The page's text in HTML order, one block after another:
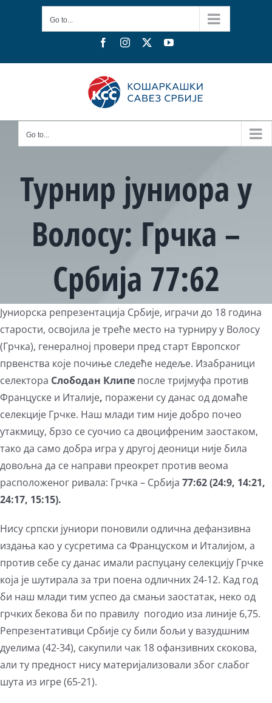
Go to...
FacebookInstagram YouTube
Go to...
Турнир јуниора у
Волосу: Грчка –
Србија 77:62
Јуниорска репрезентација Србије, играчи до 18 година
старости, освојила је треће место на турниру у Волосу
(Грчка), генералној провери пред старт Европског
првенства које почиње следеће недеље. Изабраници
селектора Слободан Клипе после тријмуфа против
Француске и Италије, поражени су данас од домаће
селекције Грчке. Наш млади тим није добро почео
утакмицу, брзо се суочио са двоцифреним заостаком,
тако да само добра игра у другој деоници није била
довољна да се направи преокрет против веома
расположеног ривала: Грчка – Србија 77:62(24:9, 14:21,
24:17, 15:15).
Нису српски јуниори поновили одлична дефанзивна
издања као у сусретима са Француском и Италијом, а
против себе су данас имали распуцану селекцију Грчке
која је шутирала за три поена одличних 24-12. Кад год
би наш млади тим успео да смањи заостатак, неко од
грчких бекова би по правилу погодио иза линије 6,75.
Репрезентативци Србије су били бољи у вазудшним
дуелима (42-34), сакупили чак 18 офанзивних скокова,
али ту предност нису материјализовали због слабог
шута из игре (65-21).